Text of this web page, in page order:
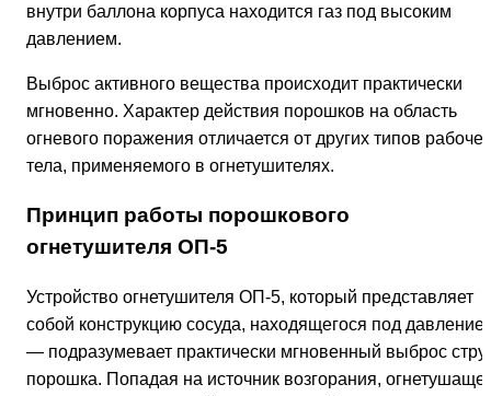
внутри баллона корпуса находится газ под высоким
давлением.
Выброс активного вещества происходит практически
мгновенно. Характер действия порошков на область
огневого поражения отличается от других типов
тела, применяемого в огнетушителях.
Принцип работы порошкового
огнетушителя ОП-5
Устройство огнетушителя ОП-5, который представляет
собой конструкцию сосуда, находящегося под
— подразумевает практически мгновенный выброс
порошка. Попадая на источник возгорания,